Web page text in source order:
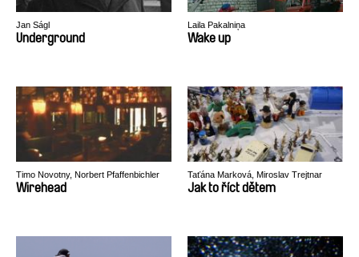
Jan Ságl
Underground
Laila Pakalniņa
Wake up
Timo Novotny, Norbert Pfaffenbichler
Wirehead
Taťána Marková, Miroslav Trejtnar
Jak to říct dětem